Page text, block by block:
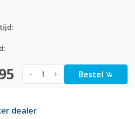
+
- Bestel
dealer